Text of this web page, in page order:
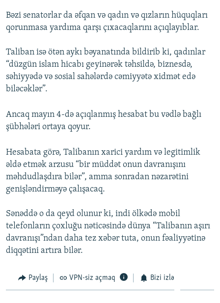
Bəzi senatorlar da əfqan və qadın və qızların hüquqları
qorunmasa yardıma qarşı çıxacaqlarını açıqlayıblar.
Taliban isə ötən aykı bəyanatında bildirib ki, qadınlar
“düzgün islam hicabı geyinərək təhsildə, biznesdə,
səhiyyədə və sosial sahələrdə cəmiyyətə xidmət edə
biləcəklər”.
Ancaq mayın 4-də açıqlanmış hesabat bu vədlə bağlı
şübhələri ortaya qoyur.
Hesabata görə, Talibanın xarici yardım və legitimlik
əldə etmək arzusu “bir müddət onun davranışını
məhdudlaşdıra bilər”, amma sonradan nəzarətini
genişləndirməyə çalışacaq.
Sənəddə o da qeyd olunur ki, indi ölkədə mobil
telefonların çoxluğu nəticəsində dünya “Talibanın aşırı
davranışı”ndan daha tez xəbər tuta, onun fəaliyyətinə
diqqətini artıra bilər.
Paylaş VPN-siz açmaq Bizi izlə